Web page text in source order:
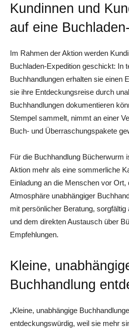
Kundinnen und
auf eine
Im Rahmen der Aktion werden
Buchladen-Expedition geschickt: In
Buchhandlungen erhalten sie einen
sie ihre Entdeckungsreise durch
Buchhandlungen dokumentieren
Stempel sammelt, nimmt an einer
Buch- und Überraschungspakete
Für die Buchhandlung Bücherwurm
Aktion mehr als eine sommerliche
Einladung an die Menschen vor Ort,
Atmosphäre unabhängiger
mit persönlicher Beratung,
und dem direkten Austausch über
Empfehlungen.
Kleine,
Buchhandlung
„Kleine, unabhängige
entdeckungswürdig, weil sie mehr